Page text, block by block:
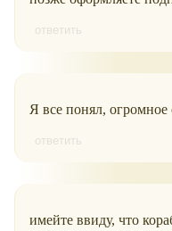
ответить
Я все понял, огромное
ответить
имейте ввиду, что